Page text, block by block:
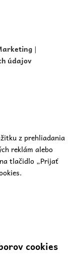
|
údajov
z prehliadania
reklám alebo
tlačidlo „Prijať
cookies